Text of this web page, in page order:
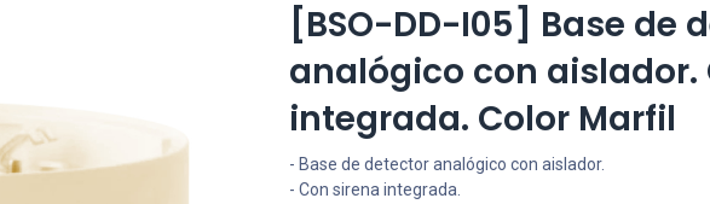
[BSO-DD-I05] Base de
analógico con aislador.
integrada. Color Marfil
- Base de detector analógico con aislador.
- Con sirena integrada.